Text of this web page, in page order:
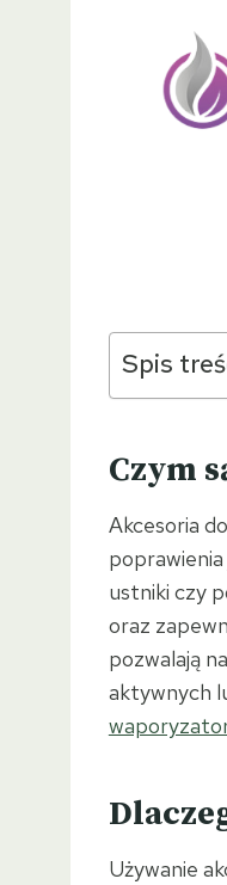
Spis
Czym
Akcesoria
ustniki czy
oraz
pozwalają
aktywnych
Używanie